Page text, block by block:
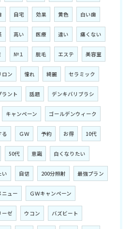
自宅 効果 黄色 白い歯
高い 医療 違い 痛くない
№１ 脱毛 エステ 美容室
ロン 憧れ 綺麗 セラミック
ラント 話題 デンキバリブラシ
キャンペーン ゴールデンウィーク
る ＧＷ 予約 お得 10代
50代 意識 白くなりたい
い 自信 200分照射 最強プラン
ニュー ＧＷキャンペーン
ーゼ ウコン バズビート